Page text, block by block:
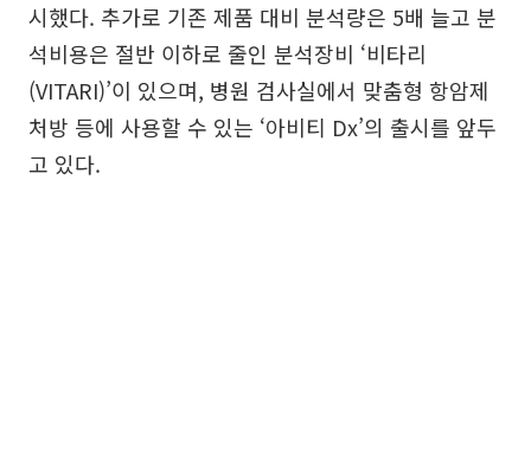
시했다. 추가로 기존 제품 대비 분석량은 5배 늘고 분
석비용은 절반 이하로 줄인 분석장비 ‘비타리
(VITARI)’이 있으며, 병원 검사실에서 맞춤형 항암제
처방 등에 사용할 수 있는 ‘아비티 Dx’의 출시를 앞두
고 있다.